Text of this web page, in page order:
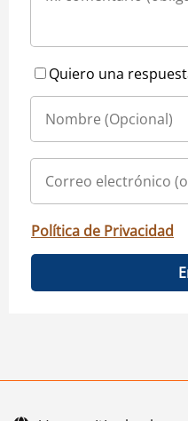
Quiero una
Política de Privacidad